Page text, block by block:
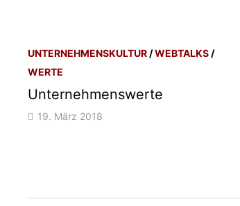
UNTERNEHMENSKULTUR/WEBTALKS/
WERTE
Unternehmenswerte
19. März 2018